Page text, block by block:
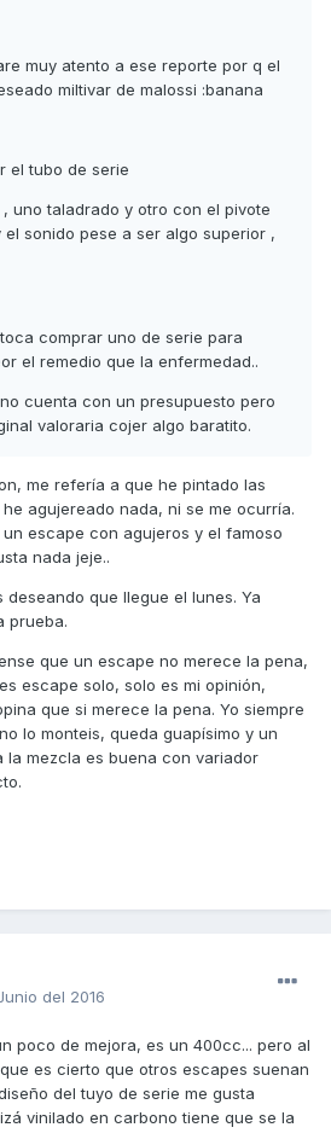
muy atento a ese reporte por q el
miltivar de malossi :banana
el tubo de serie
uno taladrado y otro con el pivote
sonido pese a ser algo superior ,
comprar uno de serie para
el remedio que la enfermedad..
cuenta con un presupuesto pero
valoraria cojer algo baratito.
me refería a que he pintado las
agujereado nada, ni se me ocurría.
escape con agujeros y el famoso
nada jeje..
deseando que llegue el lunes. Ya
prueba.
que un escape no merece la pena,
escape solo, solo es mi opinión,
que si merece la pena. Yo siempre
lo monteis, queda guapísimo y un
la mezcla es buena con variador
del 2016
poco de mejora, es un 400cc... pero al
es cierto que otros escapes suenan
del tuyo de serie me gusta
vinilado en carbono tiene que se la